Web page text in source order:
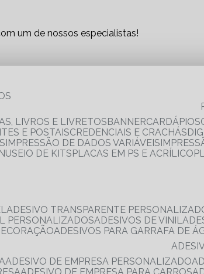
um de nossos especialistas!
LIVROS E LIVRETOS BANNER CARDÁPIOS
E POSTAIS CREDENCIAIS E CRACHÁS
IMPRESSÃO DE DADOS VARIÁVEIS
DE KITS
PLACAS EM PS E ACRÍLICO
ADESIVO TRANSPARENTE
PERSONALIZADOS
ADESIVOS DE VINIL
ADESIVOS PARA GARRAFA DE
ADESIVO DE EMPRESA PERSONALIZADO